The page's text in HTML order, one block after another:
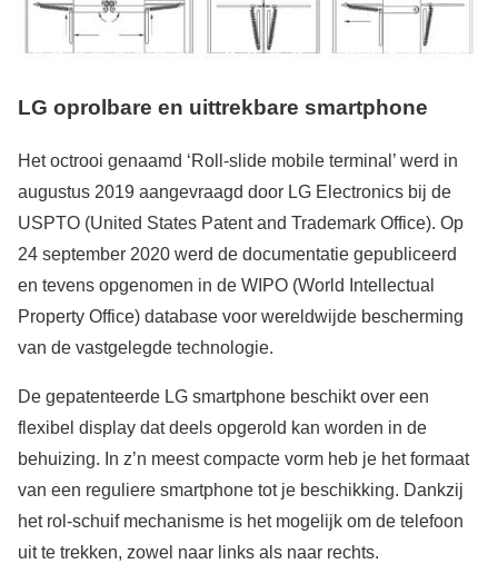
LG oprolbare en uittrekbare smartphone
Het octrooi genaamd ‘Roll-slide mobile terminal’ werd in
augustus 2019 aangevraagd door LG Electronics bij de
USPTO (United States Patent and Trademark Office). Op
24 september 2020 werd de documentatie gepubliceerd
en tevens opgenomen in de WIPO (World Intellectual
Property Office) database voor wereldwijde bescherming
van de vastgelegde technologie.
De gepatenteerde LG smartphone beschikt over een
flexibel display dat deels opgerold kan worden in de
behuizing. In z’n meest compacte vorm heb je het formaat
van een reguliere smartphone tot je beschikking. Dankzij
het rol-schuif mechanisme is het mogelijk om de telefoon
uit te trekken, zowel naar links als naar rechts.